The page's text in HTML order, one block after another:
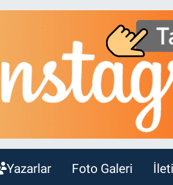
Yazarlar Foto Galeri